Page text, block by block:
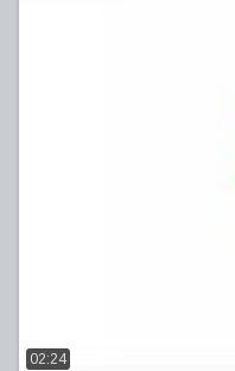
02:24